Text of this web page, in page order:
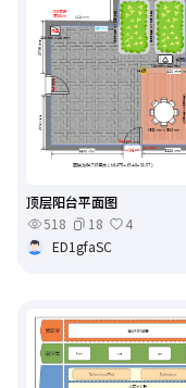
顶层阳台平面图
518
18
4
ED1gfaSC